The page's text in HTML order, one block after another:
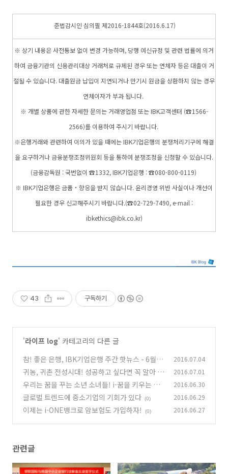
준법감시인 심의필 제2016-1844호(2016.6.17)
※ 상기 내용은 사전통보 없이 변경 가능하며, 당행 여신규정 및 관련 법률에 의거
하여 금융기관의 신용관리대상 거래처로 규제된 경우 또는 연체자 등은 대출이 거
절될 수 있습니다. 대출원금 납입이 지연되거나 만기시 원금을 상환하지 않는 경우
연체이자가 부과 됩니다.
※ 개별 상품에 관한 자세한 문의는 거래영업점 또는 IBK고객센터 (☎1566-
2566)를 이용하여 주시기 바랍니다.
※은행거래와 관련하여 이의가 있을 때에는 IBK기업은행의 분쟁처리기구에 해결
을 요구하거나 금융분쟁조정위원회 등을 통하여 분쟁조정을 신청할 수 있습니다.
(금융감독원 : 국번없이 ☎1332, IBK기업은행 : ☎080-800-0119)
※ IBK기업은행은 금품‧향응을 받지 않습니다. 윤리경영 위반 사실이나 개선이
필요한 경우 신고해주시기 바랍니다.(☎02-729-7490, e-mail :
ibkethics@ibk.co.kr)
43 구독하기
'라이프 log' 카테고리의 다른 글
참! 좋은 은행, IBK기업은행 주간 핫뉴스 - 6월 5
주
(0)
2016.07.04
귀농, 귀촌 전성시대! 성공하고 싶다면 꼭 알아 두
세요. (0)
2016.07.01
우리는 꿈을 꾸는 소년 소녀들! i-꿈을 키우는 적
금
(0)
2016.06.30
글로벌 트렌드에 중소기업의 기회가 있다 (0) 2016.06.29
이제는 i-ONE뱅크로 암보험도 가입하자! (0) 2016.06.27
관련글